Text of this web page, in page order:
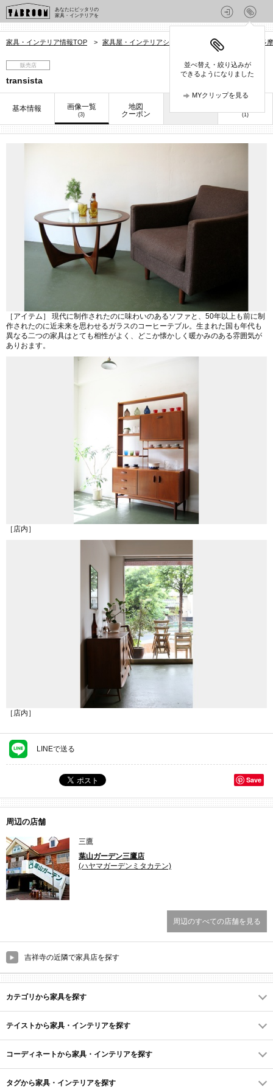
あなたにピッタリの
家具・インテリアを
並べ替え・絞り込みが
できるようになりました
MYクリップを見る
家具・インテリア情報TOP > 家具屋・インテリアショップを探す > 多
販売店
transista
基本情報 画像一覧
(3)
地図
クーポン
(1)
［アイテム］ 現代に制作されたのに味わいのあるソファと、50年以上も前に制
作されたのに近未来を思わせるガラスのコーヒーテブル。生まれた国も年代も
異なる二つの家具はとても相性がよく、どこか懐かしく暖かみのある雰囲気が
ありおます。
［店内］
［店内］
LINEで送る
Save
周辺の店舗
三鷹
葉山ガーデン三鷹店
(ハヤマガーデンミタカテン)
周辺のすべての店舗を見る
吉祥寺の近隣で家具店を探す
カテゴリから家具を探す
テイストから家具・インテリアを探す
コーディネートから家具・インテリアを探す
タグから家具・インテリアを探す